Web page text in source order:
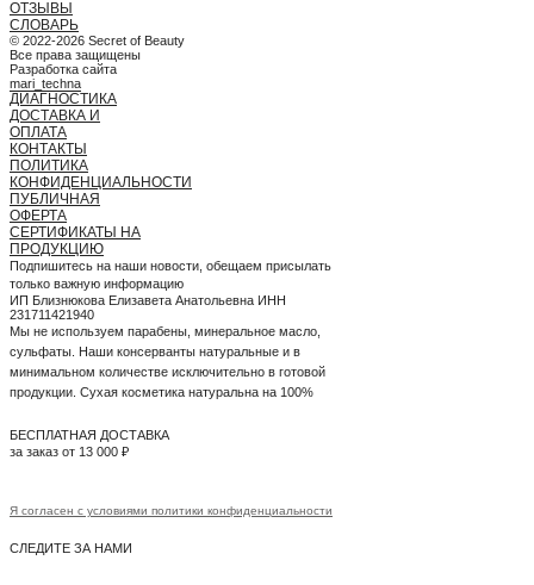
ОТЗЫВЫ
СЛОВАРЬ
© 2022-2026 Secret of Beauty
Все права защищены
Разработка сайта
mari_techna
ДИАГНОСТИКА
ДОСТАВКА И
ОПЛАТА
КОНТАКТЫ
ПОЛИТИКА
КОНФИДЕНЦИАЛЬНОСТИ
ПУБЛИЧНАЯ
ОФЕРТА
СЕРТИФИКАТЫ НА
ПРОДУКЦИЮ
Подпишитесь на наши новости, обещаем присылать
только важную информацию
ИП Близнюкова Елизавета Анатольевна ИНН
231711421940
Мы не используем парабены, минеральное масло,
сульфаты. Наши консерванты натуральные и в
минимальном количестве исключительно в готовой
продукции. Сухая косметика натуральна на 100%
БЕСПЛАТНАЯ ДОСТАВКА
за заказ от 13 000 ₽
Я согласен с условиями политики конфиденциальности
СЛЕДИТЕ ЗА НАМИ